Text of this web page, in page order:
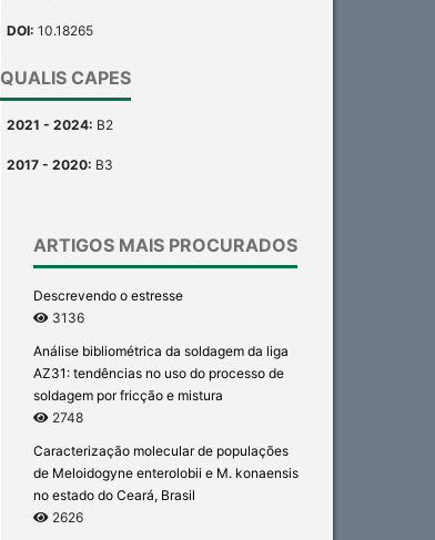
DOI: 10.18265
QUALIS CAPES
2021 - 2024: B2
2017 - 2020: B3
ARTIGOS MAIS PROCURADOS
Descrevendo o estresse
3136
Análise bibliométrica da soldagem da liga
AZ31: tendências no uso do processo de
soldagem por fricção e mistura
2748
Caracterização molecular de populações
de Meloidogyne enterolobii e M. konaensis
no estado do Ceará, Brasil
2626